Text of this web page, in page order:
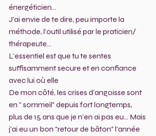
énergéticien...
J'ai envie de te dire, peu importe la
méthode, l'outil utilisé par le praticien/
thérapeute...
L'essentiel est que tu te sentes
suffisamment secure et en confiance
avec lui où elle
De mon côté, les crises d'angoisse sont
en " sommeil" depuis fort longtemps,
plus de 15 ans que je n'en ai pas eu... Mais
j'ai eu un bon "retour de bâton" l'année